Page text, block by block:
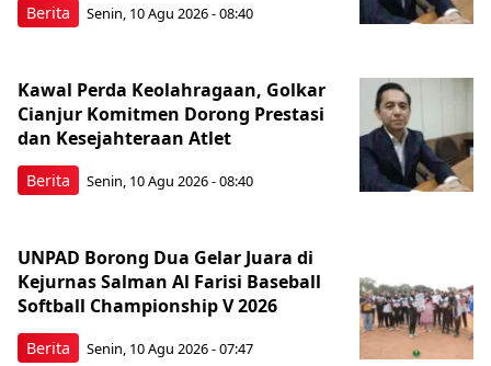
Berita Senin, 10 Agu 2026 - 08:40
Berita
Kawal Perda Keolahragaan, Golkar
Cianjur Komitmen Dorong Prestasi
dan Kesejahteraan Atlet
Senin, 10 Agu 2026 - 08:40
Berita
UNPAD Borong Dua Gelar Juara di
Kejurnas Salman Al Farisi Baseball
Softball Championship V 2026
Senin, 10 Agu 2026 - 07:47